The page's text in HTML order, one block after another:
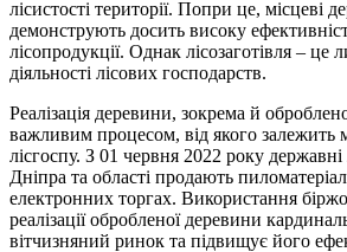
лісистості території. Попри це, місцеві
демонструють досить високу
лісопродукції. Однак лісозаготівля –
діяльності лісових господарств.
Реалізація деревини, зокрема й
важливим процесом, від якого залежить
лісгоспу. З 01 червня 2022 року державні
Дніпра та області продають
електронних торгах. Використання
реалізації обробленої деревини
вітчизняний ринок та підвищує його